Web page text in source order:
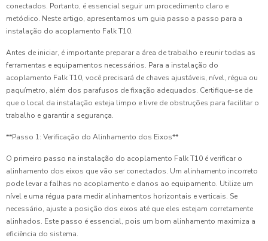
conectados. Portanto, é essencial seguir um procedimento claro e
metódico. Neste artigo, apresentamos um guia passo a passo para a
instalação do acoplamento Falk T10.
Antes de iniciar, é importante preparar a área de trabalho e reunir todas as
ferramentas e equipamentos necessários. Para a instalação do
acoplamento Falk T10, você precisará de chaves ajustáveis, nível, régua ou
paquímetro, além dos parafusos de fixação adequados. Certifique-se de
que o local da instalação esteja limpo e livre de obstruções para facilitar o
trabalho e garantir a segurança.
**Passo 1: Verificação do Alinhamento dos Eixos**
O primeiro passo na instalação do acoplamento Falk T10 é verificar o
alinhamento dos eixos que vão ser conectados. Um alinhamento incorreto
pode levar a falhas no acoplamento e danos ao equipamento. Utilize um
nível e uma régua para medir alinhamentos horizontais e verticais. Se
necessário, ajuste a posição dos eixos até que eles estejam corretamente
alinhados. Este passo é essencial, pois um bom alinhamento maximiza a
eficiência do sistema.